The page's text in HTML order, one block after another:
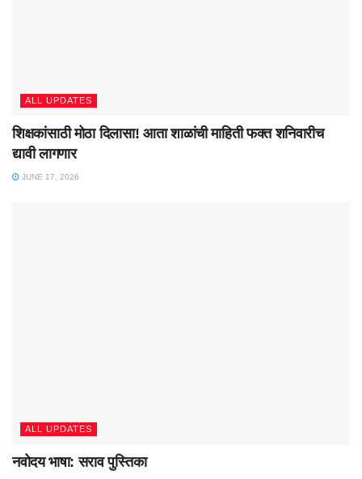
ALL UPDATES
शिक्षकांसाठी मोठा दिलासा! आता शाळांची माहिती फक्त शनिवारीच
द्यावी लागणार
JUNE 17, 2026
ALL UPDATES
नवोदय भाषा: सराव पुस्तिका